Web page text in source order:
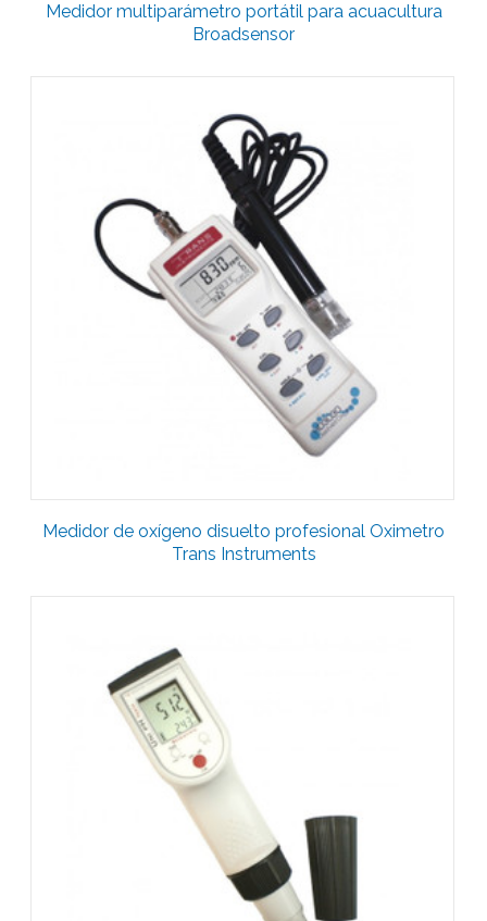
Medidor multiparámetro portátil para acuacultura
Broadsensor
Medidor de oxígeno disuelto profesional Oximetro
Trans Instruments